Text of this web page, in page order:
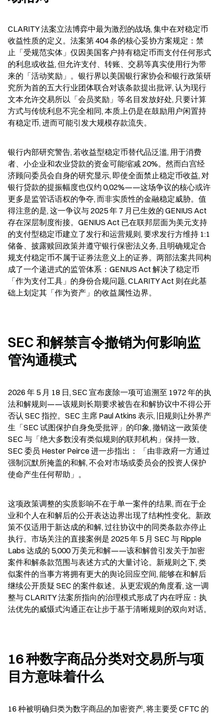
CLARITY 法案立法博弈中最为激烈的战场, 集中在对稳定币
收益性质的定义。法案第 404 条的核心妥协方案规定：禁
止「受规范实体」仅因美国客户持有稳定币而支付任何形式
的利息或收益, 但允许支付、转账、交易等真实使用行为带
来的「活动奖励」。银行界以美国银行家协会和银行政策研
究所为首的五大行业团体联合对该条款提出批评, 认为现行
文本允许交易所以「会员奖励」等名目发放好处, 只要计算
方式与传统利息不完全相同, 本质上仍是在鼓励用户闲置持
有稳定币, 进而可能引发大规模存款流失。
银行内部研究警告, 若收益型稳定币替代品泛滥, 用于消费
者、小企业和农业贷款的资金可能缩减 20%。然而白宫经
济顾问委员会自身的研究显示, 即使全面禁止稳定币收益, 对
银行贷款的提振幅度也仅约 0,02%——这场争议的核心或许
更多是监管话语权的争夺, 而非实质性的金融稳定威胁。值
得注意的是, 这一争议与 2025 年 7 月已生效的 GENIUS Act
存在深层制度衔接。GENIUS Act 已在联邦层面为美元支持
的支付型稳定币建立了发行和运营规则, 要求发行方维持 1:1
储备、披露赎回政策并遵守银行保密法义务, 且明确规定合
规支付稳定币不属于证券法意义上的证券。两部法案共同构
成了一个递进式的监管体系：GENIUS Act 解决了稳定币
「作为支付工具」的身份合规问题, CLARITY Act 则在此基
础上划定其「作为资产」的收益属性边界。
SEC 和解禁言令撤销为何影响监
管沟通模式
2026 年 5 月 18 日, SEC 宣布废除一项可追溯至 1972 年的执
法和解规则——该规则长期要求被告在和解协议中不得公开
否认 SEC 指控。SEC 主席 Paul Atkins 表示, 旧规则让外界产
生「SEC 试图保护自身免受批评」的印象, 撤销这一政策使
SEC 与「绝大多数没有类似规则的联邦机构」保持一致。
SEC 委员 Hester Peirce 进一步指出： 「由非政府一方通过
强制沉默所掩盖的和解, 不会对市场或委员会的投资人保护
使命产生任何帮助」。
这项政策调整的实质影响不在于单一案件的结果, 而在于企
业和个人在和解后的公开表达边界出现了结构性变化。新政
策不仅适用于新达成的和解, 过往协议中的同类条款亦停止
执行。市场关注的直接案例是 2025 年 5 月 SEC 与 Ripple
Labs 达成的 5,000 万美元和解——该和解曾引发关于加密
案件和解条款范围与表述方式的大量讨论。新规则之下, 类
似案件的当事方将拥有更大的舆论回应空间, 能够在和解后
继续公开质疑 SEC 的案件叙述。从更宏观的角度看, 这一调
整与 CLARITY 法案所指向的治理模式形成了内在呼应：执
法优先的威慑式沟通正在让步于基于清晰规则的双向对话。
16 种数字商品分类对交易所与项
目方意味着什么
16 种被明确归类为数字商品的加密资产, 将主要受 CFTC 的